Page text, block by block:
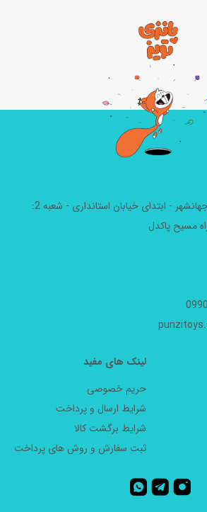
شعبه مرکزی: کرج - جهانشهر - ابتدای خیابان استانداری - شعبه 2:
مسیح پاکدل
لینک های مفید
حریم خصوصی
شرایط ارسال و پرداخت
شرایط برگشت کالا
ثبت سفارش و روش های پرداخت